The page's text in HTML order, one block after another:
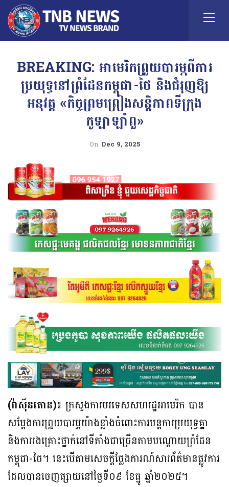
BREAKING: អាមេរិកព្រួយបារម្ភពីការ
ប្រយុទ្ធនៅព្រំដែនកម្ពុជា-ថៃ និងជំរុញឱ្យ
អនុវត្ត «កិច្ចព្រមព្រៀងសន្តិភាពទីក្រុង
កូឡាឡាំពួ»
On Dec 9, 2025
(វ៉ាស៊ីនតោន)៖ ក្រសួងការបរទេសសហរដ្ឋអាមេរិក បាន
សម្តែងការព្រួយបារម្ភយ៉ាងខ្លាំងចំពោះការបន្តការប្រយុទ្ធគ្នា
និងការរងគ្រោះថ្នាក់នៅទីតាំងជាច្រើនតាមបណ្តោយព្រំដែន
កម្ពុជា-ថៃ។ នេះបើតាមសេចក្តីថ្លែងការណ៍សារព័ត៌មានផ្លូវការ
ដែលបានចេញផ្សាយនៅថ្ងៃទី០៩ ខែធ្នូ ឆ្នាំ២០២៥។